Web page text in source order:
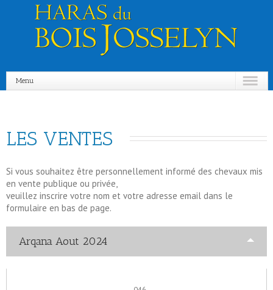
Menu
LES VENTES
Si vous souhaitez être personnellement informé des chevaux mis
en vente publique ou privée,
veuillez inscrire votre nom et votre adresse email dans le
formulaire en bas de page.
Arqana Aout 2024